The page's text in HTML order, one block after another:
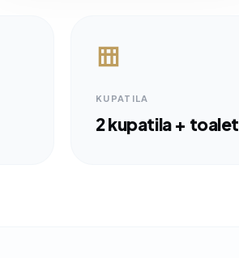
KUPATILA
2 kupatila + toalet